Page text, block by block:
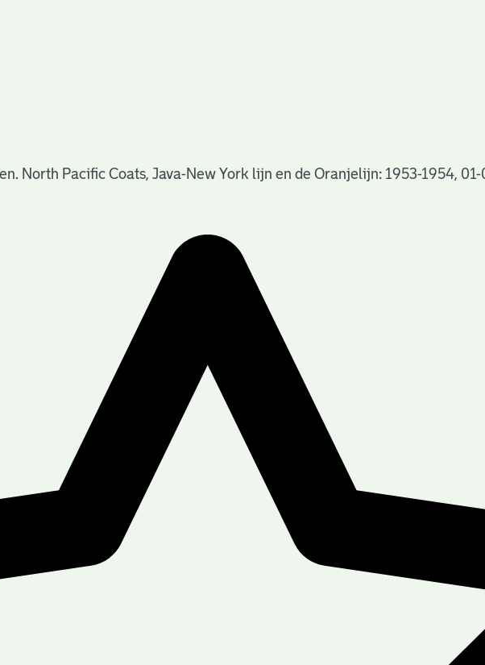
North Pacific Coats, Java-New York lijn en de Oranjelijn: 1953-1954, 01-